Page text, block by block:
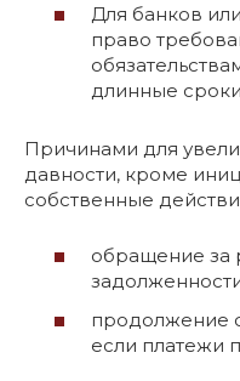
Для банков
право
длинные
Причинами для
давности, кроме
собственные
обращение за
продолжение
если платежи